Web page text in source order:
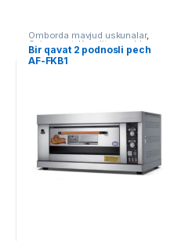
Omborda mavjud uskunalar,
Oziq ovqat ,Konditer pechlar
Bir qavat 2 podnosli pech
AF-FKB1